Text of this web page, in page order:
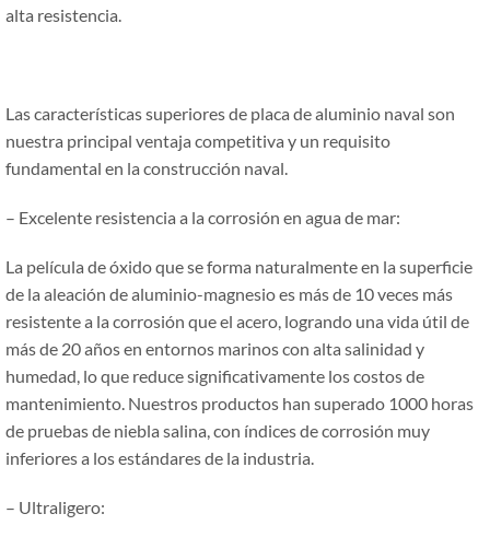
alta resistencia.
Las características superiores de placa de aluminio naval son
nuestra principal ventaja competitiva y un requisito
fundamental en la construcción naval.
– Excelente resistencia a la corrosión en agua de mar:
La película de óxido que se forma naturalmente en la superficie
de la aleación de aluminio-magnesio es más de 10 veces más
resistente a la corrosión que el acero, logrando una vida útil de
más de 20 años en entornos marinos con alta salinidad y
humedad, lo que reduce significativamente los costos de
mantenimiento. Nuestros productos han superado 1000 horas
de pruebas de niebla salina, con índices de corrosión muy
inferiores a los estándares de la industria.
– Ultraligero: